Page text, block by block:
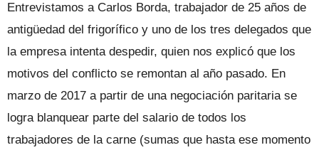
Entrevistamos a Carlos Borda, trabajador de 25 años de
antigüedad del frigorífico y uno de los tres delegados que
la empresa intenta despedir, quien nos explicó que los
motivos del conflicto se remontan al año pasado. En
marzo de 2017 a partir de una negociación paritaria se
logra blanquear parte del salario de todos los
trabajadores de la carne (sumas que hasta ese momento